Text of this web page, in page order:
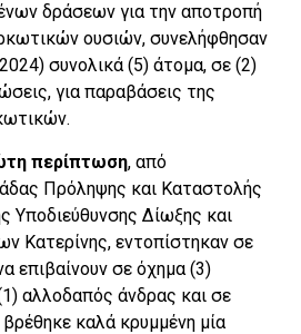
δράσεων για την αποτροπή
ουσιών, συνελήφθησαν
συνολικά (5) άτομα, σε (2)
για παραβάσεις της
περίπτωση, από
Πρόληψης και Καταστολής
Υποδιεύθυνσης Δίωξης και
Κατερίνης, εντοπίστηκαν σε
επιβαίνουν σε όχημα (3)
αλλοδαπός άνδρας και σε
καλά κρυμμένη μία